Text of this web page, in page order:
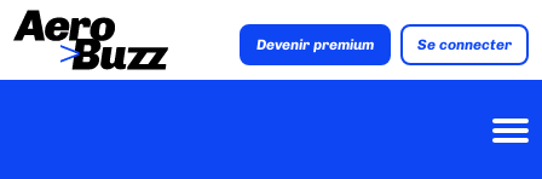
Devenir premium Se connecter